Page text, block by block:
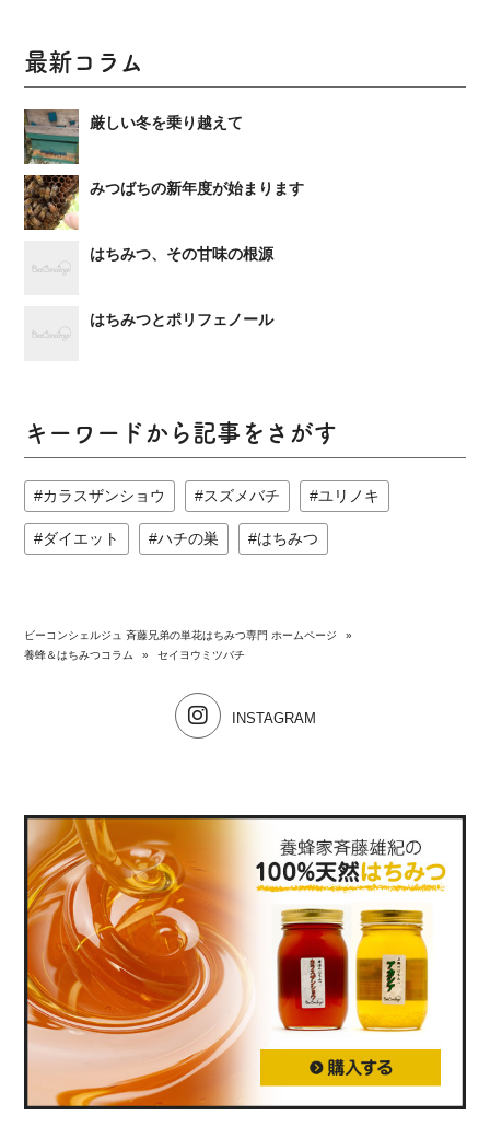
最新コラム
厳しい冬を乗り越えて
みつばちの新年度が始まります
はちみつ、その甘味の根源
はちみつとポリフェノール
キーワードから記事をさがす
カラスザンショウ スズメバチ ユリノキ
ダイエット ハチの巣 はちみつ
ビーコンシェルジュ 斉藤兄弟の単花はちみつ専門 ホームページ
»
養蜂＆はちみつコラム
» セイヨウミツバチ
INSTAGRAM